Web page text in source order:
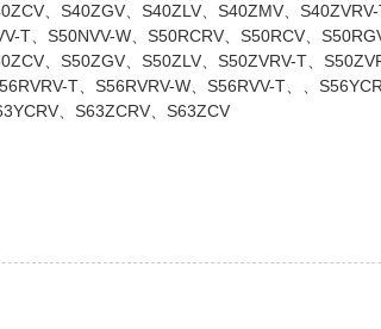
、S40ZGV、S40ZLV、S40ZMV、
、S50NVV-W、S50RCRV、S50RCV、
、S50ZGV、S50ZLV、S50ZVRV-T、
T、S56RVRV-W、S56RVV-T、、
、S63ZCRV、S63ZCV